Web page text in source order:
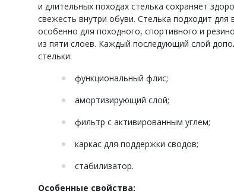
и длительных походах стелька сохраняет
свежесть внутри обуви. Стелька подходит для
особенно для походного, спортивного и
из пяти слоев. Каждый последующий слой
стельки:
функциональный флис;
амортизирующий слой;
фильтр с активированным углем;
каркас для поддержки сводов;
стабилизатор.
Особенные свойства: